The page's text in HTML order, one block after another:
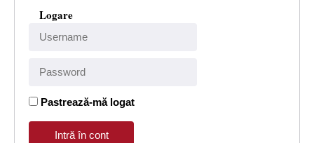
Logare
Pastrează-mă logat